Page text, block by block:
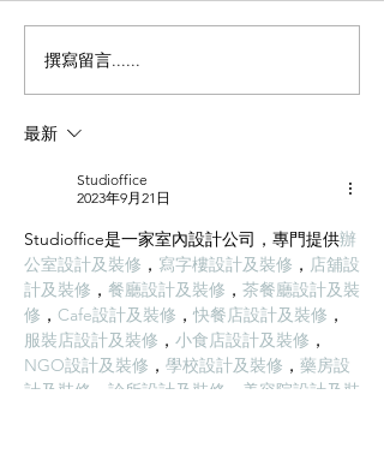
土的1/4，粘土磚的1/3，空心
磚的1/2。它類似於木頭，可
的綜合成本。 2、耐火性：耐
材料。...
撰寫留言......
最新
Studioffice
2023年9月21日
Studioffice是一家室內設計公司，專門提供辦
公室設計及裝修 ， 寫字樓設計及裝修 ， 店舖設
計及裝修 ， 餐廳設計及裝修 ， 茶餐廳設計及裝
修 ， Cafe設計及裝修 ， 快餐店設計及裝修 ，
服裝店設計及裝修 ， 小食店設計及裝修 ，
NGO設計及裝修 ， 學校設計及裝修 ， 藥房設
計及裝修
診所設計及裝修
美容院設計及裝